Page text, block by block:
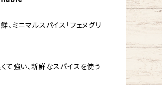
ミニマルスパイス「フェヌグリ
て強い、新鮮なスパイスを使う